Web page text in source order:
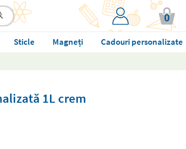
0
Sticle Magneți Cadouri personalizate
1L crem